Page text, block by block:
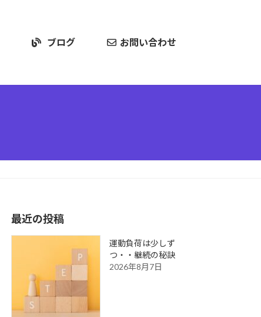
ブログ お問い合わせ
最近の投稿
運動負荷は少しず
つ・・継続の秘訣
2026年8月7日